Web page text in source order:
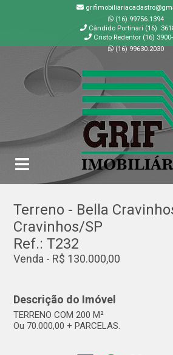
(16) 99756.1394
Cândido Portinari (16)
Cristo Redentor (16)
(16) 99630.2030
Terreno - Bella
Cravinhos/SP
Ref.: T232
Venda - R$ 130.000,00
Descrição do Imóvel
TERRENO COM 200 M²
Ou 70.000,00 + PARCELAS.